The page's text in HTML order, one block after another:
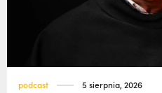
podcast 5 sierpnia, 2026